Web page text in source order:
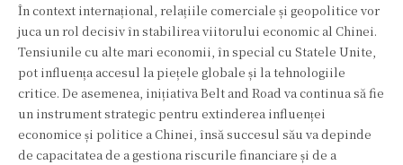
În context internațional, relațiile comerciale și geopolitice vor
juca un rol decisiv în stabilirea viitorului economic al Chinei.
Tensiunile cu alte mari economii, în special cu Statele Unite,
pot influența accesul la piețele globale și la tehnologiile
critice. De asemenea, inițiativa Belt and Road va continua să fie
un instrument strategic pentru extinderea influenței
economice și politice a Chinei, însă succesul său va depinde
de capacitatea de a gestiona riscurile financiare și de a